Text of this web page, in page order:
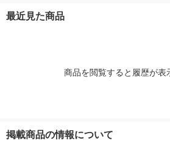
最近見た商品
商品を閲覧すると履歴が表
掲載商品の情報について